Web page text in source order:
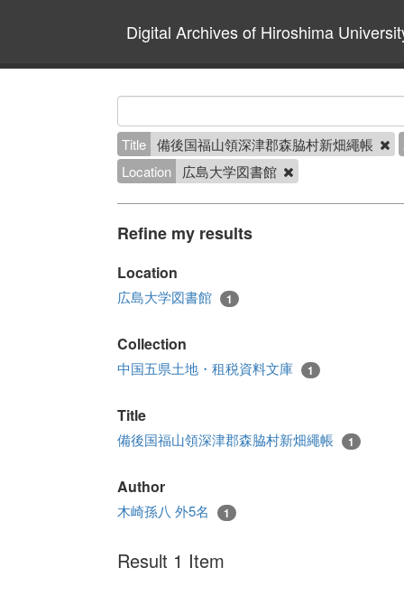
Digital Archives of Hiroshima
Title 備後国福山領深津郡森脇村新畑繩帳
Location
広島大学図書館
Refine my results
Location
広島大学図書館 1
Collection
中国五県土地・租税資料文庫 1
Title
備後国福山領深津郡森脇村新畑繩帳 1
Author
木崎孫八 外5名 1
Result 1 Item